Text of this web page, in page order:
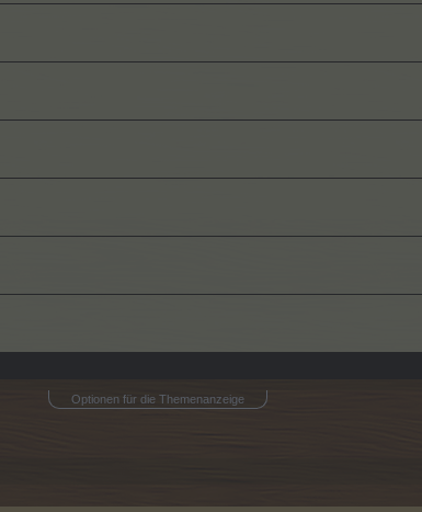
Optionen für die Themenanzeige